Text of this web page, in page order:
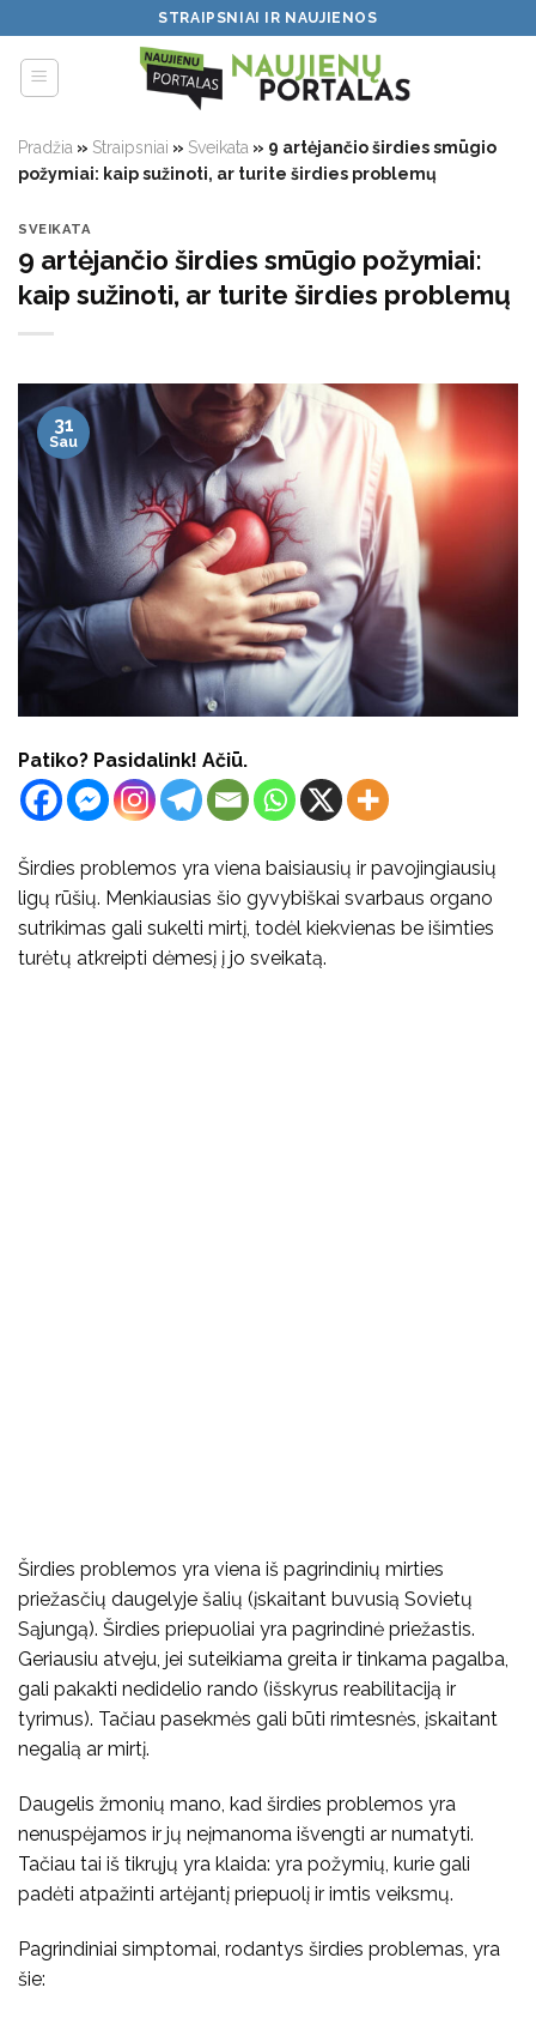
to
content
STRAIPSNIAI IR NAUJIENOS
Pradžia » Straipsniai » Sveikata » 9 artėjančio širdies smūgio
požymiai: kaip sužinoti, ar turite širdies problemų
SVEIKATA
9 artėjančio širdies smūgio požymiai:
kaip sužinoti, ar turite širdies problemų
31
Sau
Patiko? Pasidalink! Ačiū.
Širdies problemos yra viena baisiausių ir pavojingiausių
ligų rūšių. Menkiausias šio gyvybiškai svarbaus organo
sutrikimas gali sukelti mirtį, todėl kiekvienas be išimties
turėtų atkreipti dėmesį į jo sveikatą.
Širdies problemos yra viena iš pagrindinių mirties
priežasčių daugelyje šalių (įskaitant buvusią Sovietų
Sąjungą). Širdies priepuoliai yra pagrindinė priežastis.
Geriausiu atveju, jei suteikiama greita ir tinkama pagalba,
gali pakakti nedidelio rando (išskyrus reabilitaciją ir
tyrimus). Tačiau pasekmės gali būti rimtesnės, įskaitant
negalią ar mirtį.
Daugelis žmonių mano, kad širdies problemos yra
nenuspėjamos ir jų neįmanoma išvengti ar numatyti.
Tačiau tai iš tikrųjų yra klaida: yra požymių, kurie gali
padėti atpažinti artėjantį priepuolį ir imtis veiksmų.
Pagrindiniai simptomai, rodantys širdies problemas, yra
šie: